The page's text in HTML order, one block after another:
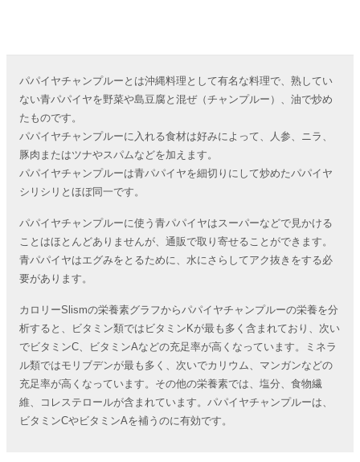
パパイヤチャンプルーとは沖縄料理として有名な料理で、熟してい
ない青パパイヤを野菜や島豆腐と混ぜ（チャンプルー）、油で炒め
たものです。
パパイヤチャンプルーに入れる食材は好みによって、人参、ニラ、
豚肉またはツナやスパムなどを加えます。
パパイヤチャンプルーは青パパイヤを細切りにして炒めたパパイヤ
シリシリとほぼ同一です。
パパイヤチャンプルーに使う青パパイヤはスーパーなどで見かける
ことはほとんどありませんが、通販で取り寄せることができます。
青パパイヤはエグみをとるために、水にさらしてアク抜きをする必
要があります。
カロリーSlismの栄養素グラフからパパイヤチャンプルーの栄養を分
析すると、ビタミン類ではビタミンKが最も多く含まれており、次い
でビタミンC、ビタミンAなどの充足率が高くなっています。ミネラ
ル類ではモリブデンが最も多く、次いでカリウム、マンガンなどの
充足率が高くなっています。その他の栄養素では、塩分、食物繊
維、コレステロールが含まれています。パパイヤチャンプルーは、
ビタミンCやビタミンAを補うのに有効です。